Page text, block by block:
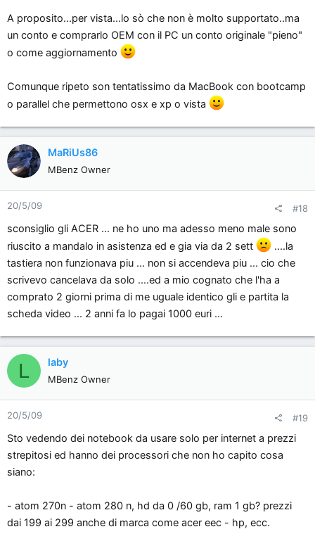
A proposito...per vista...lo sò che non è molto supportato..ma
un conto e comprarlo OEM con il PC un conto originale "pieno"
o come aggiornamento
Comunque ripeto son tentatissimo da MacBook con bootcamp
o parallel che permettono osx e xp o vista
MaRiUs86
MBenz Owner
20/5/09 #18
sconsiglio gli ACER ... ne ho uno ma adesso meno male sono
riuscito a mandalo in asistenza ed e gia via da 2 sett
....la
tastiera non funzionava piu ... non si accendeva piu ... cio che
scrivevo cancelava da solo ....ed a mio cognato che l'ha a
comprato 2 giorni prima di me uguale identico gli e partita la
scheda video ... 2 anni fa lo pagai 1000 euri ...
L laby
MBenz Owner
20/5/09 #19
Sto vedendo dei notebook da usare solo per internet a prezzi
strepitosi ed hanno dei processori che non ho capito cosa
siano:
- atom 270n - atom 280 n, hd da 0 /60 gb, ram 1 gb? prezzi
dai 199 ai 299 anche di marca come acer eec - hp, ecc.